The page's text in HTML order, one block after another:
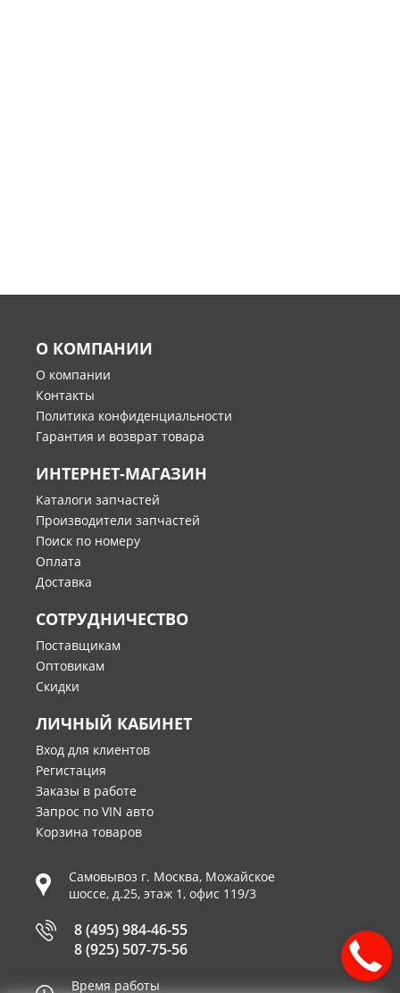
О КОМПАНИИ
О компании
Контакты
Политика конфиденциальности
Гарантия и возврат товара
ИНТЕРНЕТ-МАГАЗИН
Каталоги запчастей
Производители запчастей
Поиск по номеру
Оплата
Доставка
СОТРУДНИЧЕСТВО
Поставщикам
Оптовикам
Скидки
ЛИЧНЫЙ КАБИНЕТ
Вход для клиентов
Регистация
Заказы в работе
Запрос по VIN авто
Корзина товаров
Самовывоз г. Москва, Можайское
шоссе, д.25, этаж 1, офис 119/3
8 (495) 984-46-55
8 (925) 507-75-56
Время работы